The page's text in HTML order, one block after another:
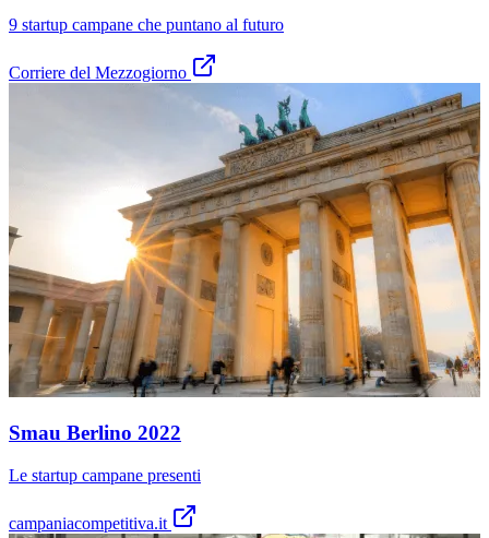
9 startup campane che puntano al futuro
Corriere del Mezzogiorno
Smau Berlino 2022
Le startup campane presenti
campaniacompetitiva.it